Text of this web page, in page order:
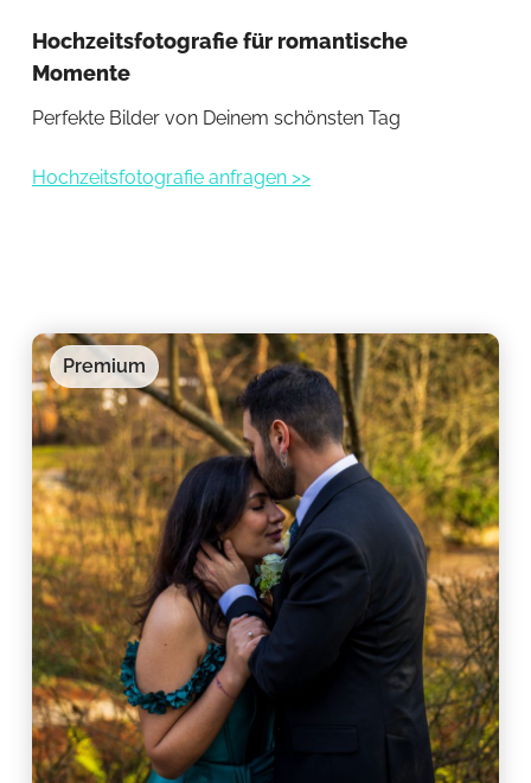
Hochzeitsfotografie für romantische
Momente
Perfekte Bilder von Deinem schönsten Tag
Hochzeitsfotografie anfragen >>
Premium